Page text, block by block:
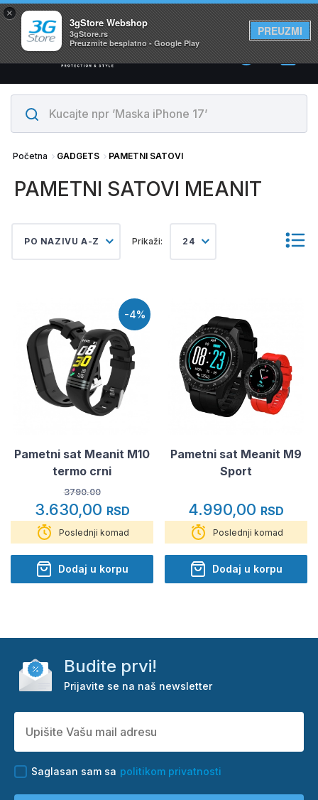
×
3gStore Webshop
3gStore.rs
Preuzmite besplatno - Google Play
PREUZMI
Svi proizvodi su na lageru. Slanje istog dana!
0
Početna GADGETS PAMETNI SATOVI
PAMETNI SATOVI MEANIT
PO NAZIVU A-Z Prikaži: 24
-4%
Pametni sat Meanit M10
termo crni
3790.00
3.630,00 RSD
Poslednji komad
Dodaj u korpu
Pametni sat Meanit M9
Sport
4.990,00 RSD
Poslednji komad
Dodaj u korpu
Budite prvi!
Prijavite se na naš newsletter
Saglasan sam sa politikom privatnosti